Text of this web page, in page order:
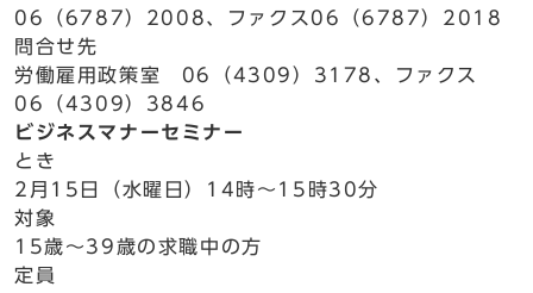
06（6787）2008、ファクス06（6787）2018
問合せ先
労働雇用政策室 06（4309）3178、ファクス
06（4309）3846
ビジネスマナーセミナー
とき
2月15日（水曜日）14時～15時30分
対象
15歳～39歳の求職中の方
定員